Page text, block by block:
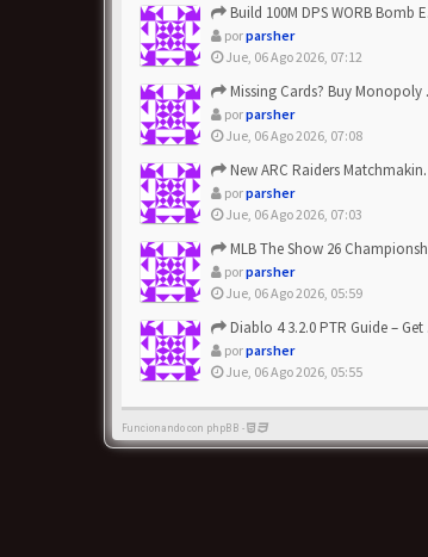
Build 100M DPS WORB Bomb Elementalist Fast - Grab POE Curren...
porparsher
Jue, 06 Ago 2026, 07:12
Missing Cards? Buy Monopoly Go Happy Harvest with Looney Tun...
porparsher
Jue, 06 Ago 2026, 07:08
New ARC Raiders Matchmaking Update: Stop Failed - Grab Bluep...
porparsher
Jue, 06 Ago 2026, 07:03
MLB The Show 26 Championship Series Update! Get Cheap & ...
porparsher
Jue, 06 Ago 2026, 05:59
Diablo 4 3.2.0 PTR Guide – Get 8% Off Items Quickly to Test ...
porparsher
Jue, 06 Ago 2026, 05:55
Funcionando con phpBB -